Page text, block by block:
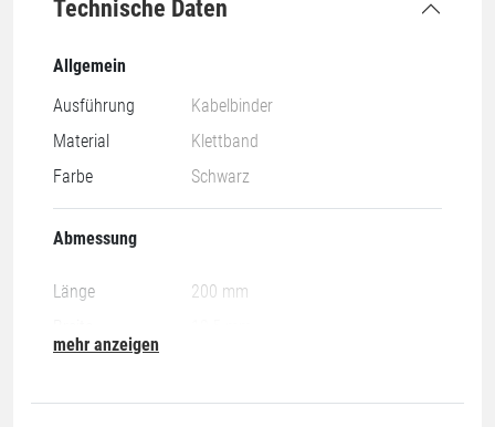
Technische Daten
Allgemein
Ausführung
Kabelbinder
Material
Klettband
Farbe
Schwarz
Abmessung
Länge
200 mm
mehr anzeigen